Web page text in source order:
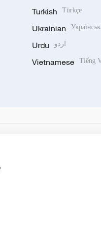
Turkish Türkçe
Ukrainian
Urdu اردو
Vietnamese Tiếng